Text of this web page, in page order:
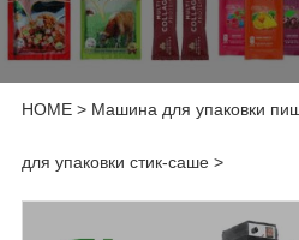
HOME> Машина для упаковки
для упаковки стик-саше>